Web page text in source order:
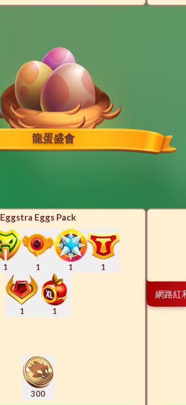
龍蛋盛會
Eggstra Eggs Pack
1 1 1 1
1 1
300
網路紅